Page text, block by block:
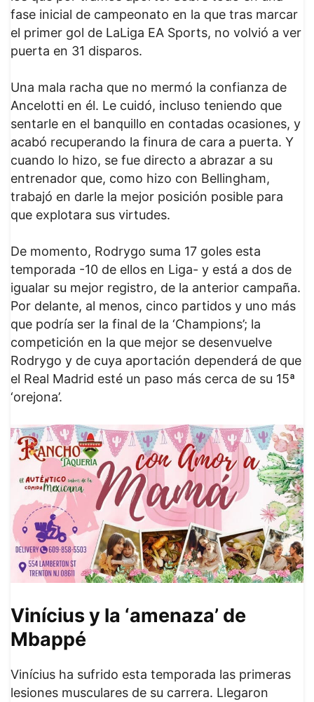
fase inicial de campeonato en la que tras marcar
el primer gol de LaLiga EA Sports, no volvió a ver
puerta en 31 disparos.
Una mala racha que no mermó la confianza de
Ancelotti en él. Le cuidó, incluso teniendo que
sentarle en el banquillo en contadas ocasiones, y
acabó recuperando la finura de cara a puerta. Y
cuando lo hizo, se fue directo a abrazar a su
entrenador que, como hizo con Bellingham,
trabajó en darle la mejor posición posible para
que explotara sus virtudes.
De momento, Rodrygo suma 17 goles esta
temporada -10 de ellos en Liga- y está a dos de
igualar su mejor registro, de la anterior campaña.
Por delante, al menos, cinco partidos y uno más
que podría ser la final de la ‘Champions’; la
competición en la que mejor se desenvuelve
Rodrygo y de cuya aportación dependerá de que
el Real Madrid esté un paso más cerca de su 15ª
‘orejona’.
Vinícius y la ‘amenaza’ de
Mbappé
Vinícius ha sufrido esta temporada las primeras
lesiones musculares de su carrera. Llegaron